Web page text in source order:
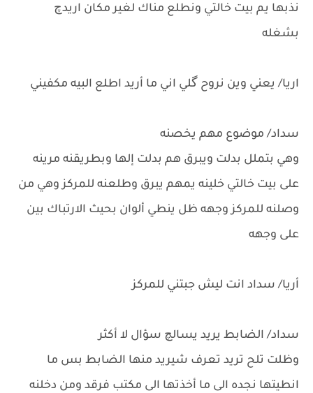
نذبها يم بيت خالتي ونطلع مناك لغير مكان اريدچ
بشغله
اريا/ يعني وين نروح گلي اني ما أريد اطلع البيه مكفيني
سداد/ موضوع مهم يخصنه
وهي بتملل بدلت ويبرق هم بدلت إلها وبطريقنه مرينه
على بيت خالتي خلينه يمهم يبرق وطلعنه للمركز وهي من
وصلنه للمركز وجهه ظل ينطي ألوان بحيث الارتباك بين
على وجهه
أريا/ سداد انت ليش جبتني للمركز
سداد/ الضابط يريد يسالچ سؤال لا أكثر
وظلت تلح تريد تعرف شيريد منها الضابط بس ما
انطيتها نجده الى ما أخذتها الى مكتب فرقد ومن دخلنه